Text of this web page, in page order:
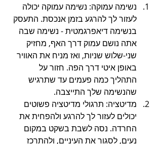
נשימה עמוקה: נשימה עמוקה יכולה
לעזור לך להרגע בזמן אנכסת. התעסק
בנשימה דיאפרגמטית - נשימה שבה
אתה נושם עמוק דרך האף, מחזיק
שני-שלוש שניות, ואז מניח את האוויר
באופן איטי דרך הפה. חזור על
התהליך כמה פעמים עד שתרגיש
שהנשימה שלך התייצבה.
מדיטציה: תרגולי מדיטציה פשוטים
יכולים לעזור לך להרגע ולהפחית את
החרדה. נסה לשבת בשקט במקום
נעים, לסגור את העיניים, ולהתרכז